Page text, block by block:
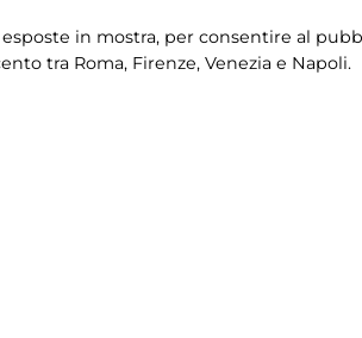
in mostra, per consentire al
tra Roma, Firenze, Venezia e Napoli.